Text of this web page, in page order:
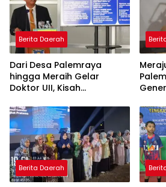
Berita Daerah
Dari Desa Palemraya
hingga Meraih Gelar
Doktor UII, Kisah
Yogyakarta yang Pernah
Menjadi Driver Taksi Online
Berita Daerah